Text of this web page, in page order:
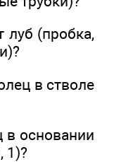
луб (пробка,
в стволе
в основании
1)?